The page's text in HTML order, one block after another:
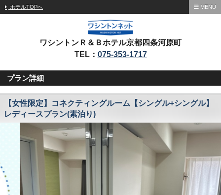
ホテルTOPへ MENU
ワシントンＲ＆Ｂホテル京都四条河原町
TEL： 075-353-1717
プラン詳細
【女性限定】コネクティングルーム【シングル+シングル】
レディースプラン(素泊り)